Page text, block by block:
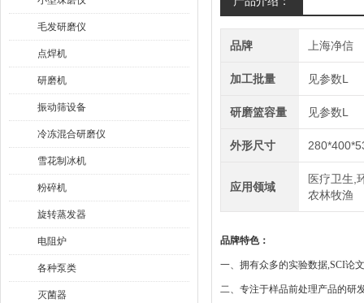
毛发研磨仪
点焊机
研磨机
振动筛设备
冷冻混合研磨仪
雪花制冰机
粉碎机
旋转蒸发器
电阻炉
各种泵类
灭菌器
品牌 上海净信
加工批量 见参数L
研磨篮容量 见参数L
外形尺寸
应用领域
医疗卫生,
农林牧渔
品牌特色：
一、拥有众多的实验数据,SCI论
二、专注于样品前处理产品的研